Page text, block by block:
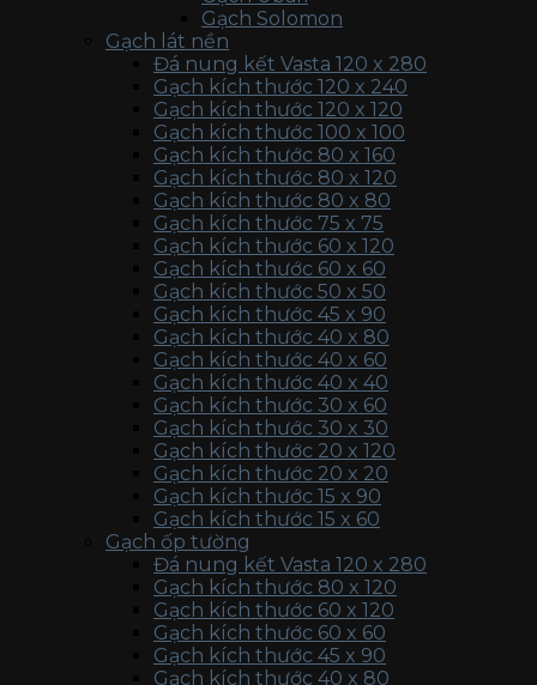
Gạch Solomon
Gạch lát nền
Đá nung kết Vasta 120 x 280
Gạch kích thước 120 x 240
Gạch kích thước 120 x 120
Gạch kích thước 100 x 100
Gạch kích thước 80 x 160
Gạch kích thước 80 x 120
Gạch kích thước 80 x 80
Gạch kích thước 75 x 75
Gạch kích thước 60 x 120
Gạch kích thước 60 x 60
Gạch kích thước 50 x 50
Gạch kích thước 45 x 90
Gạch kích thước 40 x 80
Gạch kích thước 40 x 60
Gạch kích thước 40 x 40
Gạch kích thước 30 x 60
Gạch kích thước 30 x 30
Gạch kích thước 20 x 120
Gạch kích thước 20 x 20
Gạch kích thước 15 x 90
Gạch kích thước 15 x 60
Gạch ốp tường
Đá nung kết Vasta 120 x 280
Gạch kích thước 80 x 120
Gạch kích thước 60 x 120
Gạch kích thước 60 x 60
Gạch kích thước 45 x 90
Gạch kích thước 40 x 80